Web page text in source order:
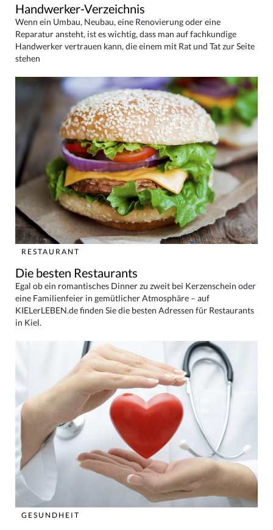
Handwerker-Verzeichnis
Wenn ein Umbau, Neubau, eine Renovierung oder eine
Reparatur ansteht, ist es wichtig, dass man auf fachkundige
Handwerker vertrauen kann, die einem mit Rat und Tat zur Seite
stehen
RESTAURANT
Die besten Restaurants
Egal ob ein romantisches Dinner zu zweit bei Kerzenschein oder
eine Familienfeier in gemütlicher Atmosphäre – auf
KIELerLEBEN.de finden Sie die besten Adressen für Restaurants
in Kiel.
GESUNDHEIT